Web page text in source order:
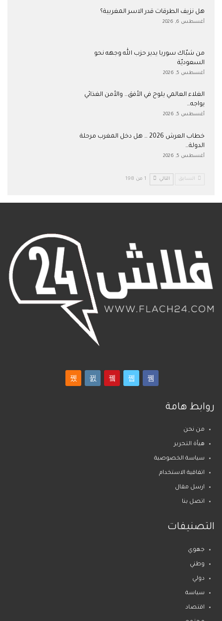
هل نزيف الطرقات قدر الاسر المغربية؟
أغسطس 6, 2026
من شبّاك سوريا يدير حزب الله وجهه نحو
السعوديّة
أغسطس 5, 2026
الغلاء العالمي يلوح في الأفق… والأمن الغذائي
يواجه…
أغسطس 5, 2026
خطاب العرش 2026 … هل دخل المغرب مرحلة
الدولة…
أغسطس 5, 2026
السابق التالي 1 من 198
روابط هامة
من نحن
هيأة التحرير
سياسة الخصوصية
اتفاقية الاستخدام
ارسل مقال
اتصل بنا
التصنيفات
جهوي
وطني
دولي
سياسة
اقتصاد